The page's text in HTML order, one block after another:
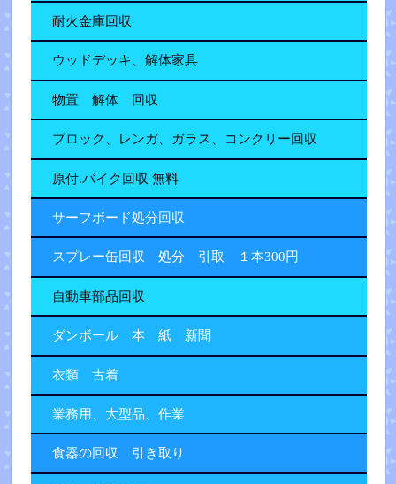
耐火金庫回収
ウッドデッキ、解体家具
物置 解体 回収
ブロック、レンガ、ガラス、コンクリー回収
原付.バイク回収 無料
サーフボード処分回収
スプレー缶回収 処分 引取 １本300円
自動車部品回収
ダンボール 本 紙 新聞
衣類 古着
業務用、大型品、作業
食器の回収 引き取り